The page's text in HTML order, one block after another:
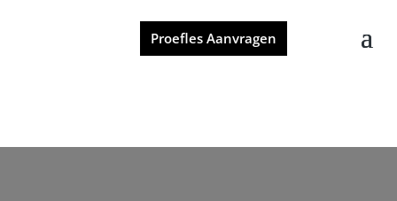
Proefles Aanvragen